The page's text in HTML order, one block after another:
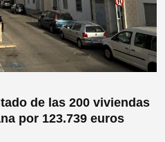
de las 200 viviendas
por 123.739 euros